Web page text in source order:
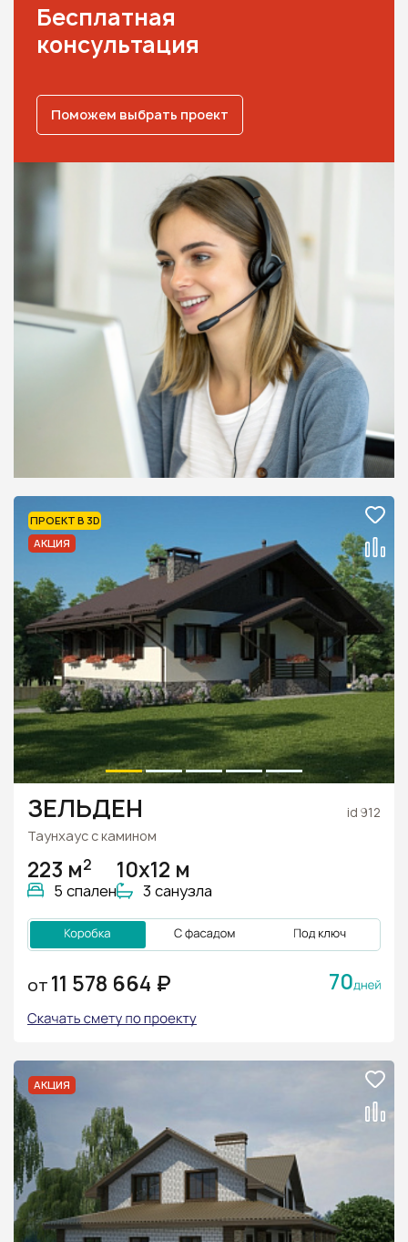
Бесплатная
консультация
Поможем выбрать проект
ЗЕЛЬДЕН id 912
Таунхаус с камином
223 м2
5 спален
10x12 м
3 санузла
ОТ 11 578 664 ₽ 70
ПРОЕКТ В 3D
АКЦИЯ
АКЦИЯ